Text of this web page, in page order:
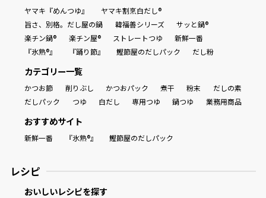
ヤマキ『めんつゆ』
ヤマキ割烹白だし®
旨さ、別格。だし屋の鍋
韓福善シリーズ
サッと鍋®
楽チン鍋®
楽チン屋® ストレートつゆ
新鮮一番
『氷熟®』
『踊り節』 鰹節屋のだしパック だし粉
カテゴリー一覧
かつお節 削りぶし かつおパック 煮干 粉末
だしの素
だしパック
つゆ 白だし 専用つゆ 鍋つゆ 業務用商品
おすすめサイト
新鮮一番 『氷熟®』 鰹節屋のだしパック
レシピ
おいしいレシピを探す